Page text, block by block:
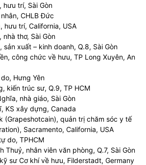
hưu trí, Sài Gòn
CHLB Đức
hưu trí, California, USA
nhà thơ, Sài Gòn
sản xuất – kinh doanh, Q.8, Sài Gòn
công chức về hưu, TP Long Xuyên, An
Hưng Yên
kiến trúc sư, Q.9, TP HCM
nhà giáo, Sài Gòn
KS xây dựng, Canada
(Grapeshotcain), quản trị chăm sóc y tế
Sacramento, California, USA
do, TPHCM
Thuỷ, nhân viên văn phòng, Q.7, Sài Gòn
sư Cơ khí về hưu, Filderstadt, Germany